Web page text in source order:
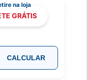
GRÁTIS
CALCULAR